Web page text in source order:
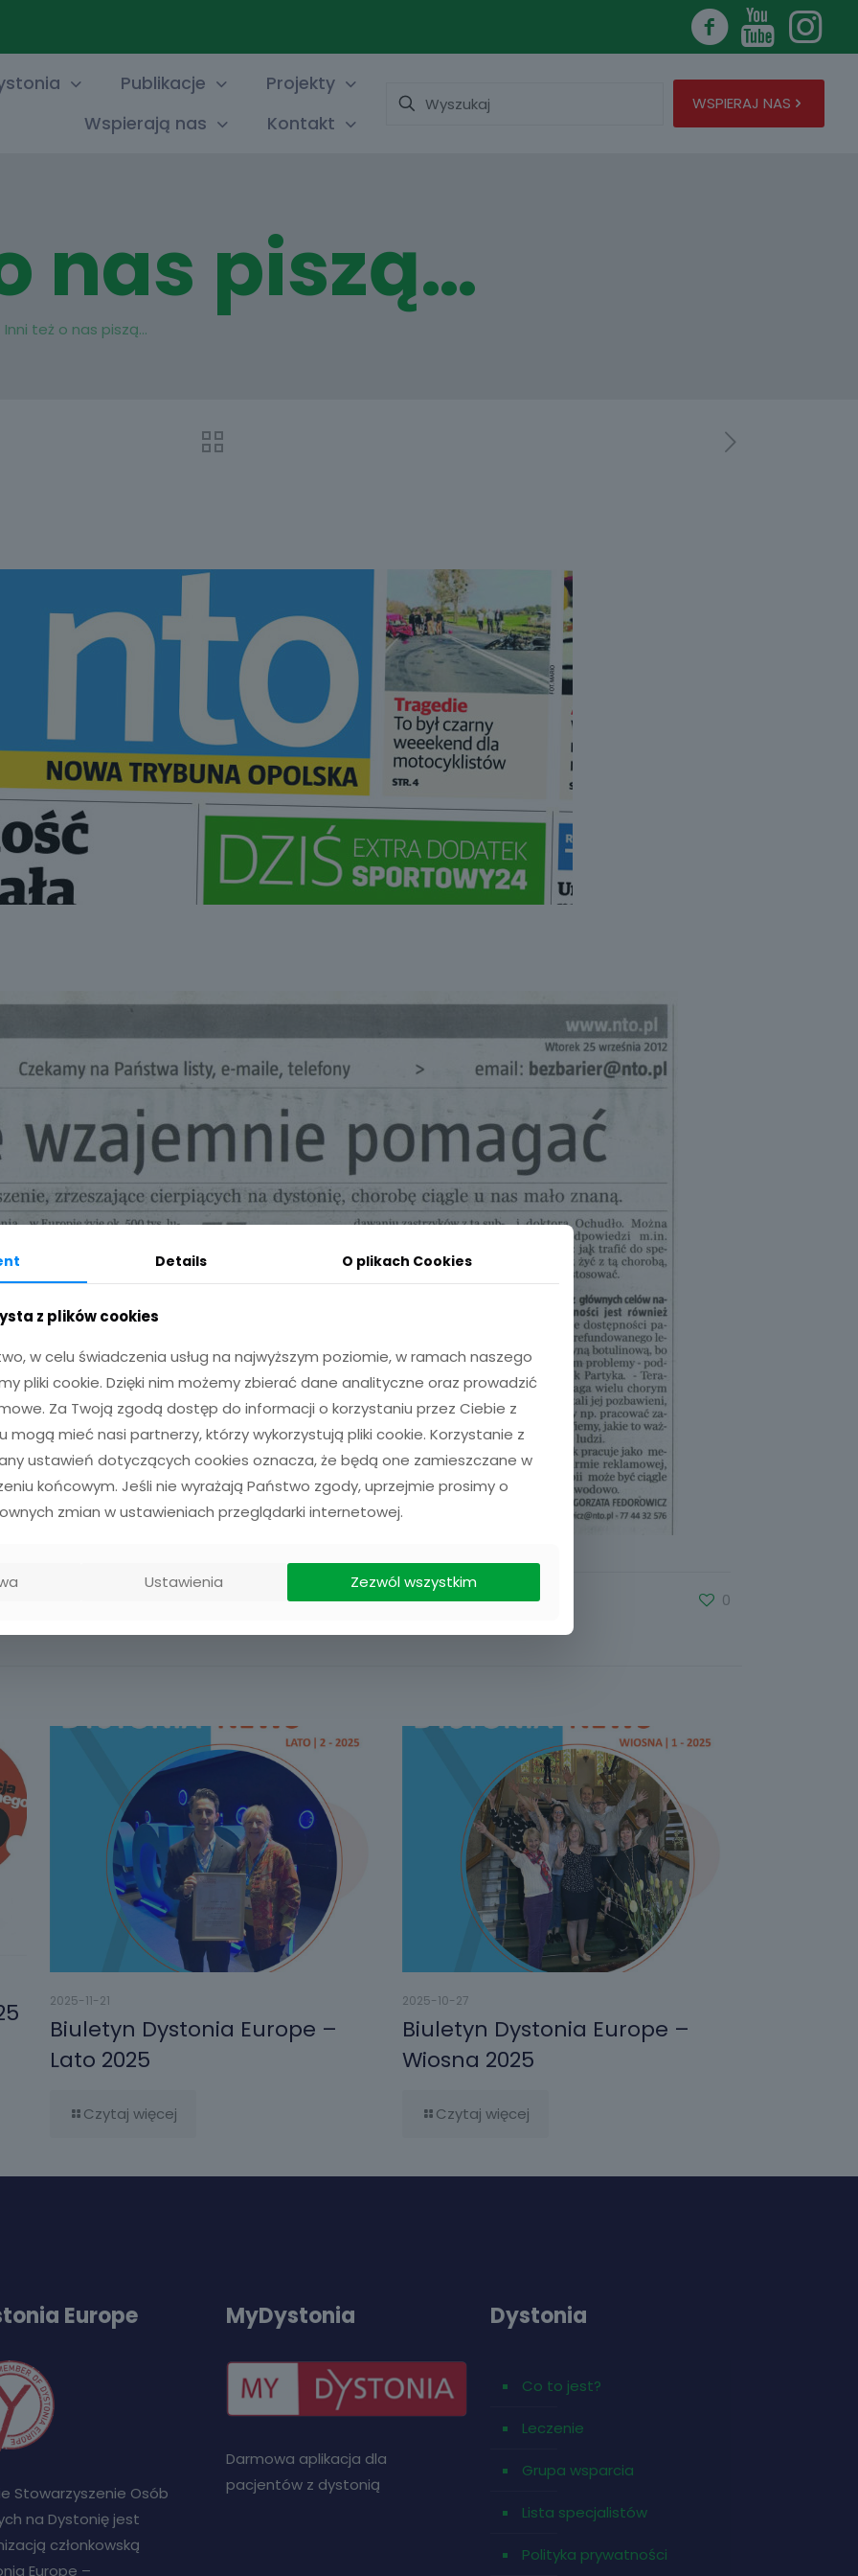
Publikacje
Projekty
Wspierają nas
Kontakt
Wyszukaj WSPIERAJ NAS
nas piszą…
Inni też o nas piszą…
0
2025-11-21
Biuletyn Dystonia Europe –
Lato 2025
Czytaj więcej
2025-10-27
Biuletyn Dystonia Europe –
Wiosna 2025
Czytaj więcej
Europe
Stowarzyszenie Osób
na Dystonię jest
członkowską
Europe –
MyDystonia
Darmowa aplikacja dla
pacjentów z dystonią
Dystonia
Co to jest?
Leczenie
Grupa wsparcia
Lista specjalistów
Polityka prywatności
Details O plikach Cookies
z plików cookies
w celu świadczenia usług na najwyższym poziomie, w ramach naszego
pliki cookie. Dzięki nim możemy zbierać dane analityczne oraz prowadzić
Za Twoją zgodą dostęp do informacji o korzystaniu przez Ciebie z
mogą mieć nasi partnerzy, którzy wykorzystują pliki cookie. Korzystanie z
ustawień dotyczących cookies oznacza, że będą one zamieszczane w
końcowym. Jeśli nie wyrażają Państwo zgody, uprzejmie prosimy o
zmian w ustawieniach przeglądarki internetowej.
Ustawienia Zezwól wszystkim